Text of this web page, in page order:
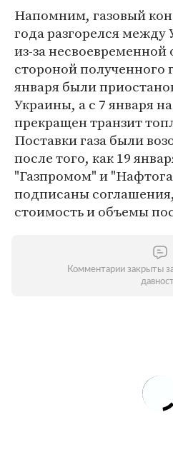
Напомним, газовый
года разгорелся
из-за
стороной полученного
января были
Украины, а с 7 января
прекращен транзит
Поставки газа были
после того, как 19
"Газпромом" и
подписаны
стоимость и объемы
Комментарии закрыты